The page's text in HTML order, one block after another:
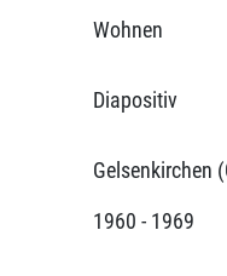
Wohnen
Diapositiv
Gelsenkirchen
1960 - 1969